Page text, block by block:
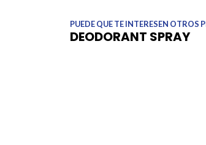
PUEDE QUE TE INTERESEN OTROS
DEODORANT SPRAY